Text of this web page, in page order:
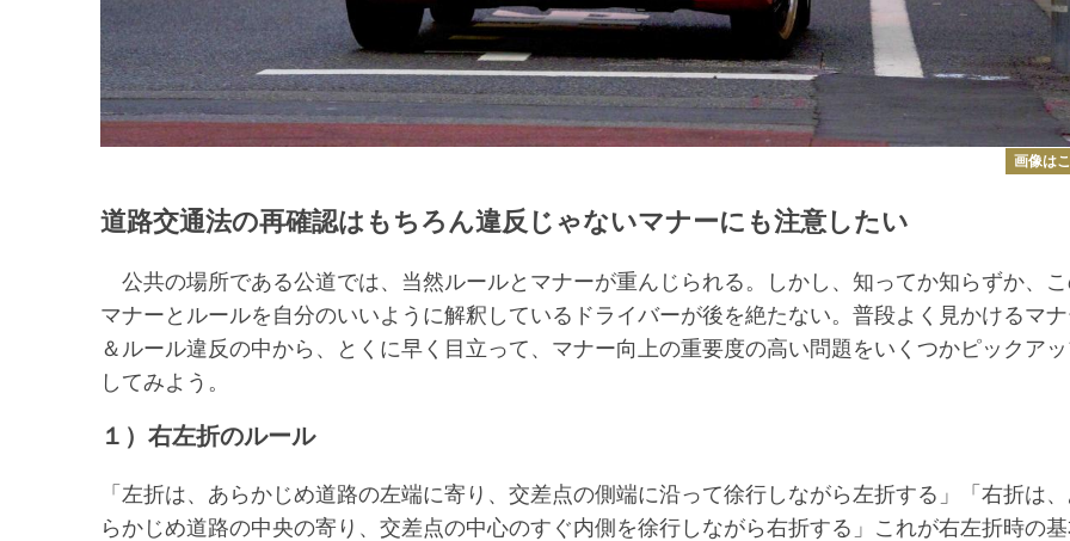
画像は
道路交通法の再確認はもちろん違反じゃないマナーにも注意したい
公共の場所である公道では、当然ルールとマナーが重んじられる。しかし、知ってか知らずか、
マナーとルールを自分のいいように解釈しているドライバーが後を絶たない。普段よく見かけるマ
＆ルール違反の中から、とくに早く目立って、マナー向上の重要度の高い問題をいくつかピックア
してみよう。
１）右左折のルール
「左折は、あらかじめ道路の左端に寄り、交差点の側端に沿って徐行しながら左折する」「右折は
らかじめ道路の中央の寄り、交差点の中心のすぐ内側を徐行しながら右折する」これが右左折時の